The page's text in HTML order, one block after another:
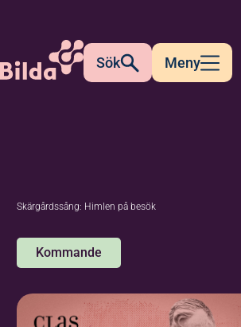
Sök Meny
Skärgårdssång: Himlen på besök
Kommande